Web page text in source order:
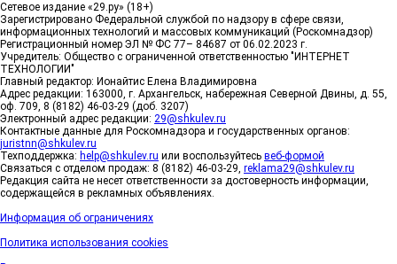
Сетевое издание «29.ру» (18+)
Зарегистрировано Федеральной службой по надзору в сфере связи,
информационных технологий и массовых коммуникаций (Роскомнадзор)
Регистрационный номер ЭЛ № ФС 77– 84687 от 06.02.2023 г.
Учредитель: Общество с ограниченной ответственностью "ИНТЕРНЕТ
ТЕХНОЛОГИИ"
Главный редактор: Ионайтис Елена Владимировна
Адрес редакции: 163000, г. Архангельск, набережная Северной Двины, д. 55,
оф. 709, 8 (8182) 46-03-29 (доб. 3207)
Электронный адрес редакции: 29@shkulev.ru
Контактные данные для Роскомнадзора и государственных органов:
juristnn@shkulev.ru
Техподдержка: help@shkulev.ru или воспользуйтесь веб-формой
Связаться с отделом продаж: 8 (8182) 46-03-29, reklama29@shkulev.ru
Редакция сайта не несет ответственности за достоверность информации,
содержащейся в рекламных объявлениях.
Информация об ограничениях
Политика использования cookies